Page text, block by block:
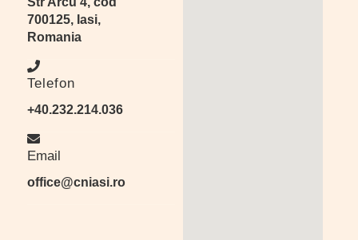
700125, Iasi,
Romania
Telefon
+40.232.214.036
Email
office@cniasi.ro